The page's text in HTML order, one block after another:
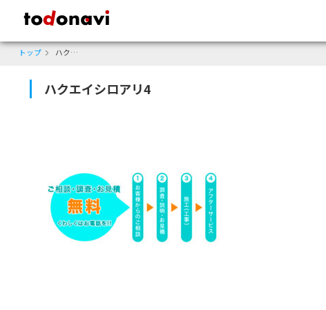
todonavi - 鹿児島のクーポンサイト、様々なジャンルのクーポンが見つかる
トップ ハクエイシロアリ4
ハクエイシロアリ4